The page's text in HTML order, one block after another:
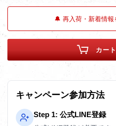
🔔 再入荷・新着情
カー
キャンペーン参加方法
Step 1: 公式LINE登録